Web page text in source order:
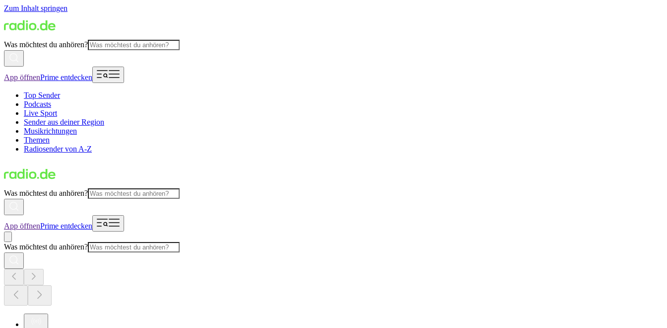
Zum Inhalt springen
Was möchtest du anhören?
App öffnenPrime entdecken
Top Sender
Podcasts
Live Sport
Sender aus deiner Region
Musikrichtungen
Themen
Radiosender von A-Z
Was möchtest du anhören?
App öffnenPrime entdecken
Was möchtest du anhören?